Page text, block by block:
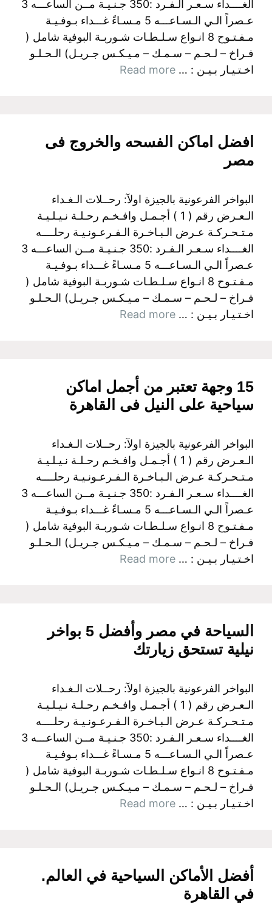
الغــــداء سـعـر الـفـرد :350 جـنـيـة مــن الساعـــه 3
عـصراً الـي الـسـاعـــه 5 مـسـاءً غـــداء بـوفـيـة
مـفـتـوح 8 انـواع سـلـطـات شـوربـة البوفية شامل (
فـراخ – لـحـم – سـمـك – مـيـكـس جـريـل) الـحـلـو
اخـتـيـار بـيـن : … Read more
افضل اماكن الفسحه والخروج فى
مصر
البواخر الفرعونية بالجيزة اولآ: رحــلات الـغـداء
الـعـرض رقم ( 1 ) أجـمـل وافـخـم رحـلـة نـيـلـيـة
مـتـحـركـة عـرض الـبـاخـرة الـفـرعـونـيـة رحلــــه
الغــــداء سـعـر الـفـرد :350 جـنـيـة مــن الساعـــه 3
عـصراً الـي الـسـاعـــه 5 مـسـاءً غـــداء بـوفـيـة
مـفـتـوح 8 انـواع سـلـطـات شـوربـة البوفية شامل (
فـراخ – لـحـم – سـمـك – مـيـكـس جـريـل) الـحـلـو
اخـتـيـار بـيـن : … Read more
15 وجهة تعتبر من أجمل اماكن
سياحية على النيل فى القاهرة
البواخر الفرعونية بالجيزة اولآ: رحــلات الـغـداء
الـعـرض رقم ( 1 ) أجـمـل وافـخـم رحـلـة نـيـلـيـة
مـتـحـركـة عـرض الـبـاخـرة الـفـرعـونـيـة رحلــــه
الغــــداء سـعـر الـفـرد :350 جـنـيـة مــن الساعـــه 3
عـصراً الـي الـسـاعـــه 5 مـسـاءً غـــداء بـوفـيـة
مـفـتـوح 8 انـواع سـلـطـات شـوربـة البوفية شامل (
فـراخ – لـحـم – سـمـك – مـيـكـس جـريـل) الـحـلـو
اخـتـيـار بـيـن : … Read more
السياحة في مصر وأفضل 5 بواخر
نيلية تستحق زيارتك
البواخر الفرعونية بالجيزة اولآ: رحــلات الـغـداء
الـعـرض رقم ( 1 ) أجـمـل وافـخـم رحـلـة نـيـلـيـة
مـتـحـركـة عـرض الـبـاخـرة الـفـرعـونـيـة رحلــــه
الغــــداء سـعـر الـفـرد :350 جـنـيـة مــن الساعـــه 3
عـصراً الـي الـسـاعـــه 5 مـسـاءً غـــداء بـوفـيـة
مـفـتـوح 8 انـواع سـلـطـات شـوربـة البوفية شامل (
فـراخ – لـحـم – سـمـك – مـيـكـس جـريـل) الـحـلـو
اخـتـيـار بـيـن : … Read more
أفضل الأماكن السياحية في العالم.
في القاهرة